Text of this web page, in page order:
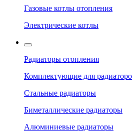
Газовые котлы отопления
Электрические котлы
Радиаторы отопления
Комплектующие для
Стальные радиаторы
Биметаллические радиаторы
Алюминиевые радиаторы